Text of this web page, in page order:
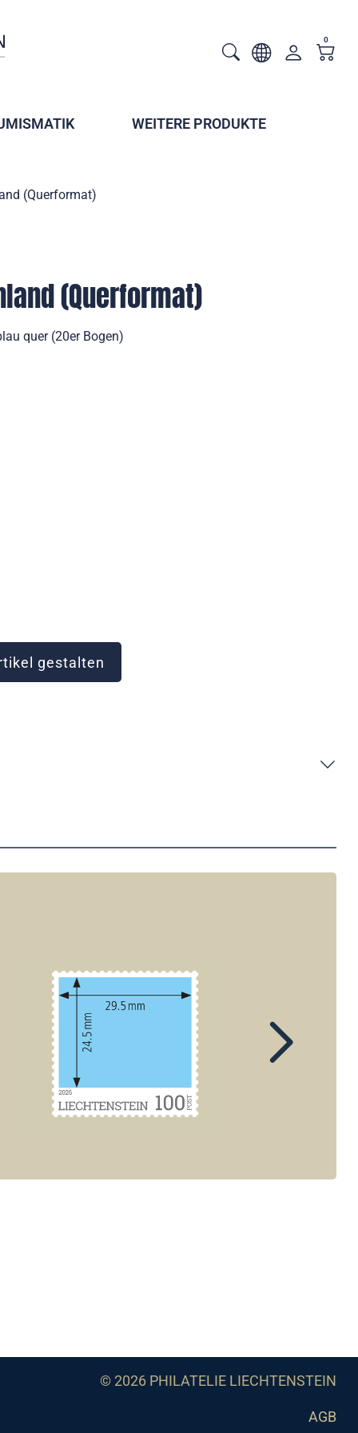
0
WEITERE PRODUKTE
(Querformat)
(Querformat)
quer (20er Bogen)
gestalten
© 2026 PHILATELIE LIECHTENSTEIN
AGB